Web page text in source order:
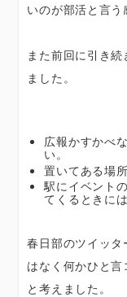
いのが部活と言う
また前回に引き
ました。
広報かすかべ
い。
置いてある場
駅にイベント
てくるときには
春日部のツイッ
はなく何かひと
と考えました。